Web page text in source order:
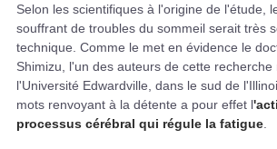
Selon les scientifiques à l'origine de l'étude,
souffrant de troubles du sommeil serait très
technique. Comme le met en évidence le
Shimizu, l'un des auteurs de cette recherche
l'Université Edwardville, dans le sud de
mots renvoyant à la détente a pour effet l
processus cérébral qui régule la fatigue